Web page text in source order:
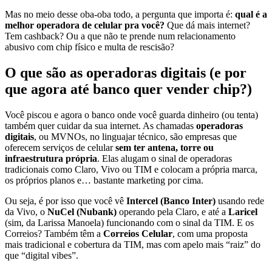
Mas no meio desse oba-oba todo, a pergunta que importa é: qual é a
melhor operadora de celular pra você? Que dá mais internet?
Tem cashback? Ou a que não te prende num relacionamento
abusivo com chip físico e multa de rescisão?
O que são as operadoras digitais (e por
que agora até banco quer vender chip?)
Você piscou e agora o banco onde você guarda dinheiro (ou tenta)
também quer cuidar da sua internet. As chamadas operadoras
digitais, ou MVNOs, no linguajar técnico, são empresas que
oferecem serviços de celularsem ter antena, torre ou
infraestrutura própria. Elas alugam o sinal de operadoras
tradicionais como Claro, Vivo ou TIM e colocam a própria marca,
os próprios planos e… bastante marketing por cima.
Ou seja, é por isso que você vê Intercel (Banco Inter) usando rede
da Vivo, o NuCel (Nubank) operando pela Claro, e até a Laricel
(sim, da Larissa Manoela) funcionando com o sinal da TIM. E os
Correios? Também têm a Correios Celular, com uma proposta
mais tradicional e cobertura da TIM, mas com apelo mais “raiz” do
que “digital vibes”.